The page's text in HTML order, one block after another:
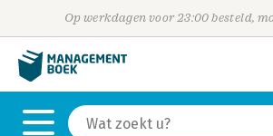
Op werkdagen voor 23:00 besteld,